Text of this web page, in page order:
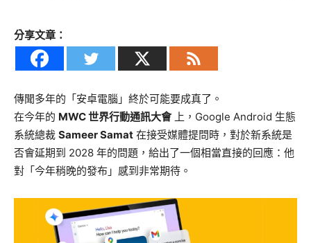
分享文章：
傳聞多年的「安卓電腦」終於可能要成真了。
在今年的 MWC 世界行動通訊大會上，Google Android 生態
系統總裁 Sameer Samat 在接受媒體提問時，對於新系統是
否會延期到 2028 年的問題，給出了一個相當直接的回應：他
對「今年稍晚的發布」感到非常期待。